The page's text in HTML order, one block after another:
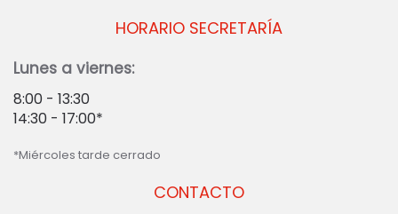
CONTACTO
HORARIO SECRETARÍA
Lunes a viernes:
8:00 - 13:30
14:30 - 17:00*
*Miércoles tarde cerrado